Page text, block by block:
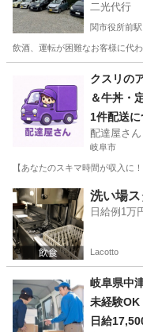
二光代行
関市役所前駅
飲酒、運転が困難なお客様に代
関市役所前駅
クスリの
＆牛丼・
1件配送
配達屋さん
岐阜市
【あなたのスキマ時間が収入
岐阜 岐阜市 配送
洗い場
日給例1万
Lacotto
岐阜県中
未経験OK
日給